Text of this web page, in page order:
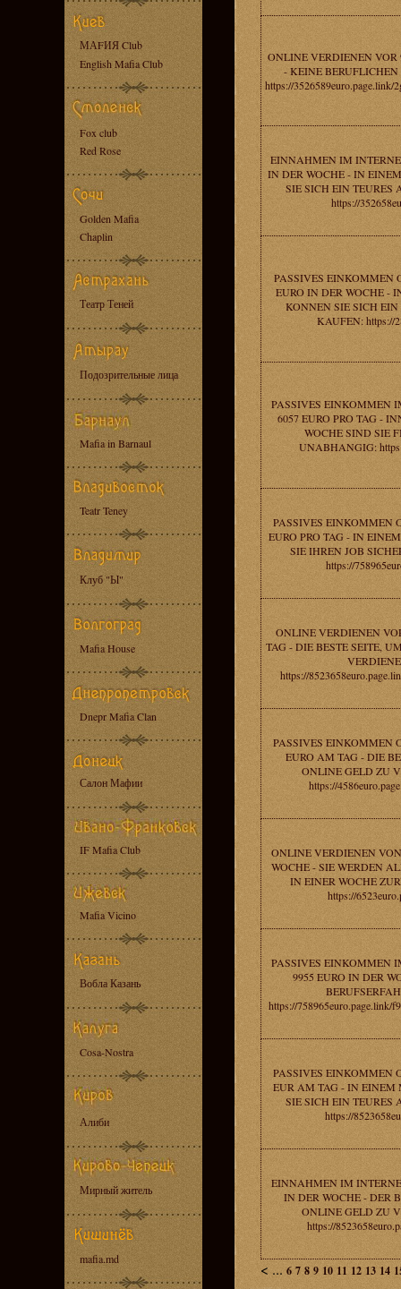
МАFИЯ Club
English Mafia Club
Fox club
Red Rose
Golden Mafia
Chaplin
Театр Теней
Подозрительные лица
Mafia in Barnaul
Teatr Teney
Клуб "Ы"
Mafia House
Dnepr Mafia Clan
Салон Мафии
IF Mafia Club
Mafia Vicino
Вобла Казань
Cosa-Nostra
Алиби
Мирный житель
mafia.md
ONLINE VERDIENEN VOR
- KEINE
https://3526589euro.page.link/
EINNAHMEN IM
IN DER WOCHE - IN
SIE SICH EIN TEURES
https://
PASSIVES EINKOMMEN
EURO IN DER WOCHE -
KONNEN SIE SICH EIN
KAUFEN: https://
PASSIVES EINKOMMEN
6057 EURO PRO TAG -
WOCHE SIND SIE
UNABHANGIG:
PASSIVES EINKOMMEN
EURO PRO TAG - IN
SIE IHREN JOB
https://
ONLINE VERDIENEN
TAG - DIE BESTE SEITE,
https://
PASSIVES EINKOMMEN
EURO AM TAG - DIE
ONLINE GELD ZU
https://
ONLINE VERDIENEN
WOCHE - SIE WERDEN
IN EINER WOCHE
https://
PASSIVES EINKOMMEN
9955 EURO IN DER
https://758965euro.page.link/
PASSIVES EINKOMMEN
EUR AM TAG - IN EINEM
SIE SICH EIN TEURES
https://
EINNAHMEN IM
IN DER WOCHE - DER
ONLINE GELD ZU
https://
< ...6 7 8 9 10 11 12 13 14